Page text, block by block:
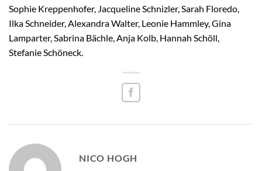
Sophie Kreppenhofer, Jacqueline Schnizler, Sarah Floredo,
Ilka Schneider, Alexandra Walter, Leonie Hammley, Gina
Lamparter, Sabrina Bächle, Anja Kolb, Hannah Schöll,
Stefanie Schöneck.
NICO HOGH